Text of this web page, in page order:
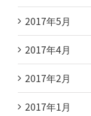
2017年5月
2017年4月
2017年2月
2017年1月